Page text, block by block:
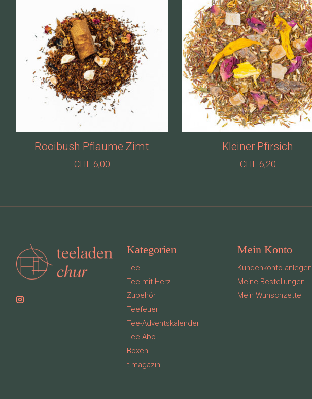
Rooibush Pflaume Zimt
CHF 6,00
Kleiner Pfirsich
CHF 6,20
Kategorien
Tee
Tee mit Herz
Zubehör
Teefeuer
Tee-Adventskalender
Tee Abo
Boxen
t-magazin
Mein Konto
Kundenkonto anlegen
Meine Bestellungen
Mein Wunschzettel